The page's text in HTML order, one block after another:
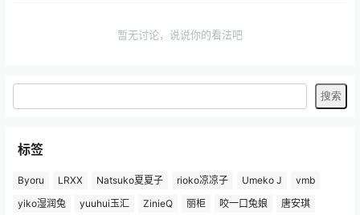
暂无讨论，说说你的看法吧
标签
Byoru LRXX Natsuko夏夏子 rioko凉凉子 Umeko J
vmb
yiko湿润兔
yuuhui玉汇 ZinieQ 丽柜 咬一口兔娘 唐安琪